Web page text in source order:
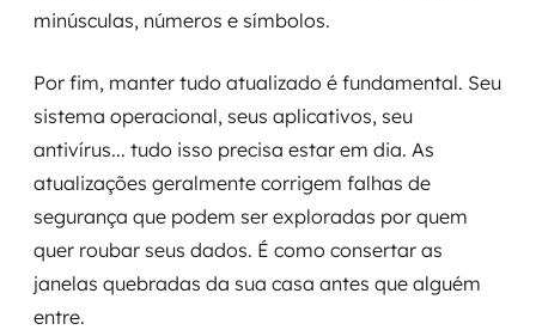
minúsculas, números e símbolos.
Por fim, manter tudo atualizado é fundamental. Seu
sistema operacional, seus aplicativos, seu
antivírus... tudo isso precisa estar em dia. As
atualizações geralmente corrigem falhas de
segurança que podem ser exploradas por quem
quer roubar seus dados. É como consertar as
janelas quebradas da sua casa antes que alguém
entre.